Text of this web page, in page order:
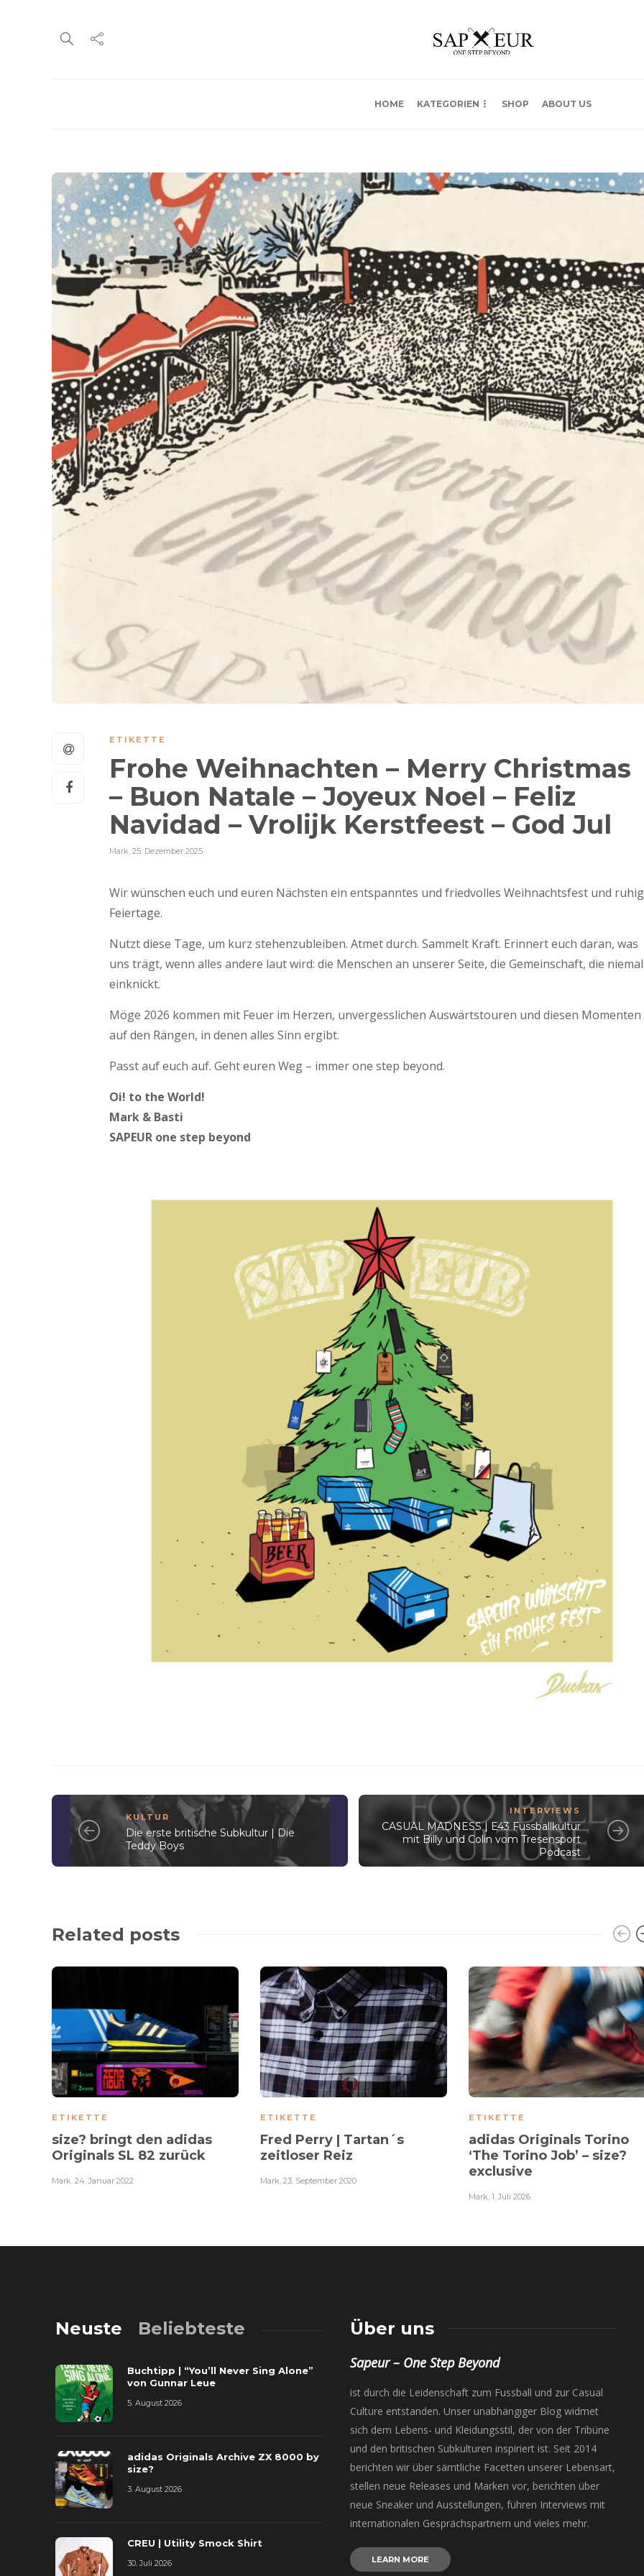
HOME KATEGORIEN SHOP ABOUT US
ETIKETTE
Frohe Weihnachten – Merry Christmas
– Buon Natale – Joyeux Noel – Feliz
Navidad – Vrolijk Kerstfeest – God Jul
Mark, 25. Dezember 2025
Wir wünschen euch und euren Nächsten ein entspanntes und friedvolles Weihnachtsfest und
Feiertage.
Nutzt diese Tage, um kurz stehenzubleiben. Atmet durch. Sammelt Kraft. Erinnert euch daran, was
uns trägt, wenn alles andere laut wird: die Menschen an unserer Seite, die Gemeinschaft, die
einknickt.
Möge 2026 kommen mit Feuer im Herzen, unvergesslichen Auswärtstouren und diesen Momenten
auf den Rängen, in denen alles Sinn ergibt.
Passt auf euch auf. Geht euren Weg – immer one step beyond.
Oi! to the World!
Mark & Basti
SAPEUR one step beyond
KULTUR
Die erste britische Subkultur | Die
Teddy Boys
INTERVIEWS
CASUAL MADNESS | E43 Fussballkultur
mit Billy und Colin vom Tresensport
Podcast
Related posts
ETIKETTE
size? bringt den adidas
Originals SL 82 zurück
Mark 24. Januar 2022
ETIKETTE
Fred Perry | Tartan´s
zeitloser Reiz
Mark 23. September 2020
ETIKETTE
adidas Originals Torino
‘The Torino Job’ – size?
exclusive
Mark 1. Juli 2026
Neuste Beliebteste
Buchtipp | “You’ll Never Sing Alone”
von Gunnar Leue
5. August 2026
adidas Originals Archive ZX 8000 by
size?
3. August 2026
CREU | Utility Smock Shirt
30. Juli 2026
Über uns
Sapeur – One Step Beyond
ist durch die Leidenschaft zum Fussball und zur Casual
Culture entstanden. Unser unabhängiger Blog widmet
sich dem Lebens- und Kleidungsstil, der von der Tribüne
und den britischen Subkulturen inspiriert ist. Seit 2014
berichten wir über sämtliche Facetten unserer Lebensart,
stellen neue Releases und Marken vor, berichten über
neue Sneaker und Ausstellungen, führen Interviews mit
internationalen Gesprächspartnern und vieles mehr.
LEARN MORE